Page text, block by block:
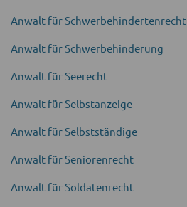
Anwalt für Schwer­behinderten­recht
Anwalt für Schwer­behinderung
Anwalt für Seerecht
Anwalt für Selbst­anzeige
Anwalt für Selbst­ständige
Anwalt für Senioren­recht
Anwalt für Soldaten­recht